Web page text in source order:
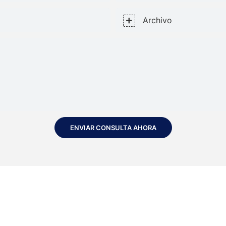
Archivo
ENVIAR CONSULTA AHORA